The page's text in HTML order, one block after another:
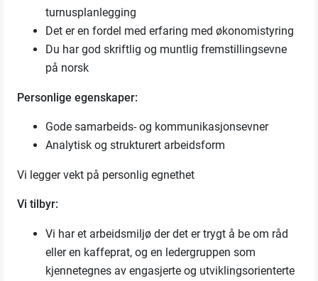
turnusplanlegging
Det er en fordel med erfaring med økonomistyring
Du har god skriftlig og muntlig fremstillingsevne
på norsk
Personlige egenskaper:
Gode samarbeids- og kommunikasjonsevner
Analytisk og strukturert arbeidsform
Vi legger vekt på personlig egnethet
Vi tilbyr:
Vi har et arbeidsmiljø der det er trygt å be om råd
eller en kaffeprat, og en ledergruppen som
kjennetegnes av engasjerte og utviklingsorienterte